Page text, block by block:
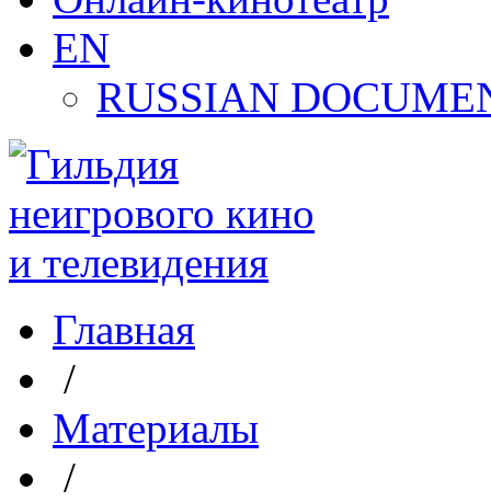
EN
RUSSIAN
Главная
/
Материалы
/